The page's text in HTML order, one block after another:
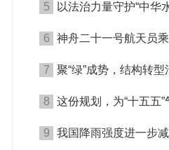
5
以法治力量守护“中华
6
神舟二十一号航天员
7 聚“绿”成势，结构转型
8 这份规划，为“十五五
9
我国降雨强度进一步